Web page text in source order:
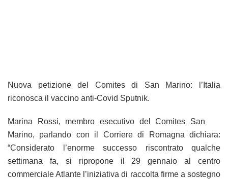
Nuova petizione del Comites di San Marino: l’Italia
riconosca il vaccino anti-Covid Sputnik.
Marina Rossi, membro esecutivo del Comites San
Marino, parlando con il Corriere di Romagna dichiara:
“Considerato l’enorme successo riscontrato qualche
settimana fa, si ripropone il 29 gennaio al centro
commerciale Atlante l’iniziativa di raccolta firme a sostegno